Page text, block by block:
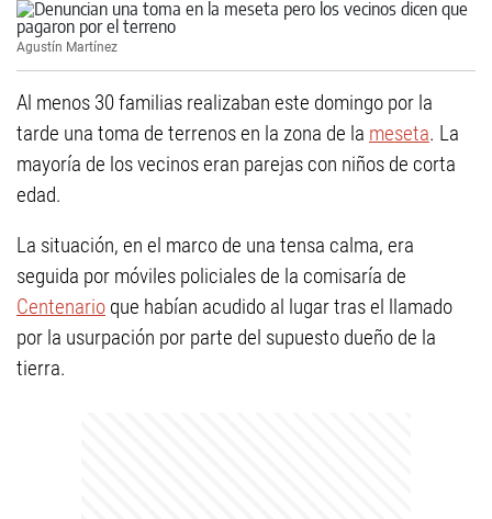
Agustín Martínez
Al menos 30 familias realizaban este domingo por la
tarde una toma de terrenos en la zona de la meseta. La
mayoría de los vecinos eran parejas con niños de corta
edad.
La situación, en el marco de una tensa calma, era
seguida por móviles policiales de la comisaría de
Centenario que habían acudido al lugar tras el llamado
por la usurpación por parte del supuesto dueño de la
tierra.